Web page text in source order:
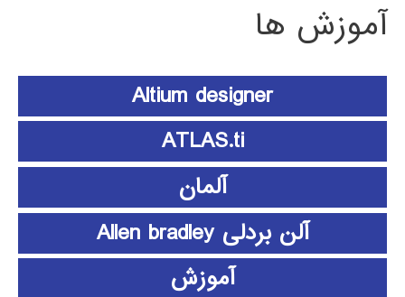
آموزش ها
Altium designer
ATLAS.ti
آلمان
آلن بردلی Allen bradley
آموزش